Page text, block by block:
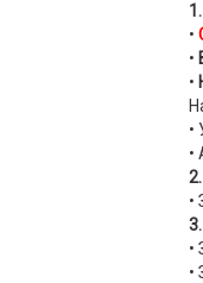
•
•
•
•
•
•
3.
•
•